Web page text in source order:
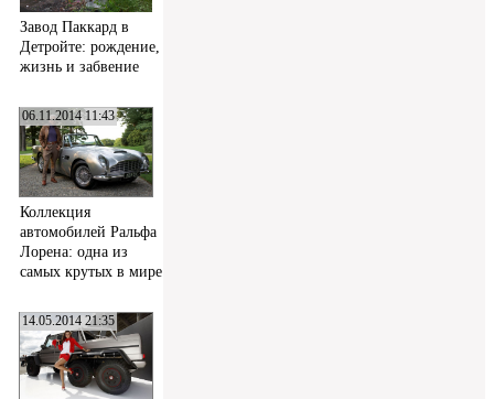
Завод Паккард в
Детройте: рождение,
жизнь и забвение
06.11.2014 11:43
Коллекция
автомобилей Ральфа
Лорена: одна из
самых крутых в мире
14.05.2014 21:35